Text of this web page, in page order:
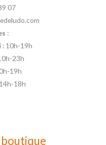
07
:
: 10h-19h
23h
19h
18h